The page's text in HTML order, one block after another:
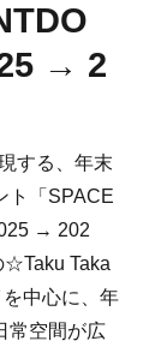
→ 2
する、年末
ト「SPACE
→ 202
☆Taku Taka
中心に、年
常空間が広